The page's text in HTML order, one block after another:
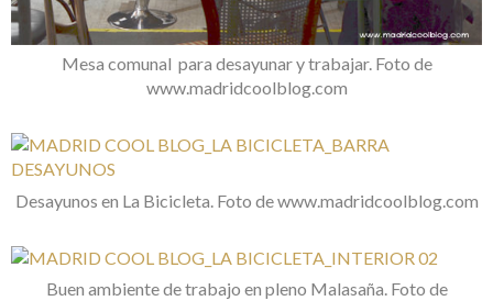
Mesa comunal para desayunar y trabajar. Foto de
www.madridcoolblog.com
Desayunos en La Bicicleta. Foto de www.madridcoolblog.com
Buen ambiente de trabajo en pleno Malasaña. Foto de